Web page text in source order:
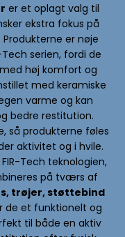
er et oplagt valg til
ekstra fokus på
er nøje
serien, fordi de
høj komfort og
med keramiske
varme og kan
bedre restitution.
så produkterne føles
aktivitet og i hvile.
Tech teknologien,
på tværs af
trøjer, støttebind
de et funktionelt og
til både en aktiv